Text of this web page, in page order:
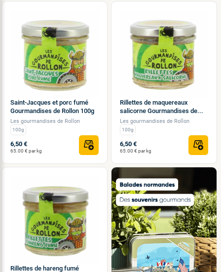
Saint-Jacques et porc fumé
Gourmandises de Rollon 100g
Les gourmandises de Rollon
100g
6,50 €
65.00 € par kg
Rillettes de maquereaux
salicorne Gourmandises de...
Les gourmandises de Rollon
100g
6,50 €
65.00 € par kg
Rillettes de hareng fumé